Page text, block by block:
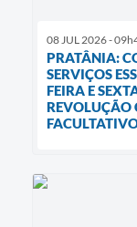
08 JUL 2026 -
PRATÂNIA:
SERVIÇOS
FEIRA E
REVOLUÇÃO